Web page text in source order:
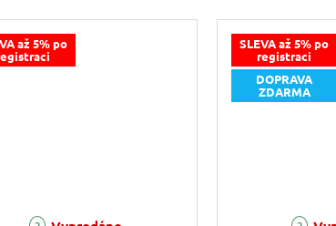
až 5% po
hodnocení produktu je 5,0 z 5 hvězdiček.
SLEVA až 5% po
registraci
DOPRAVA
ZDARMA